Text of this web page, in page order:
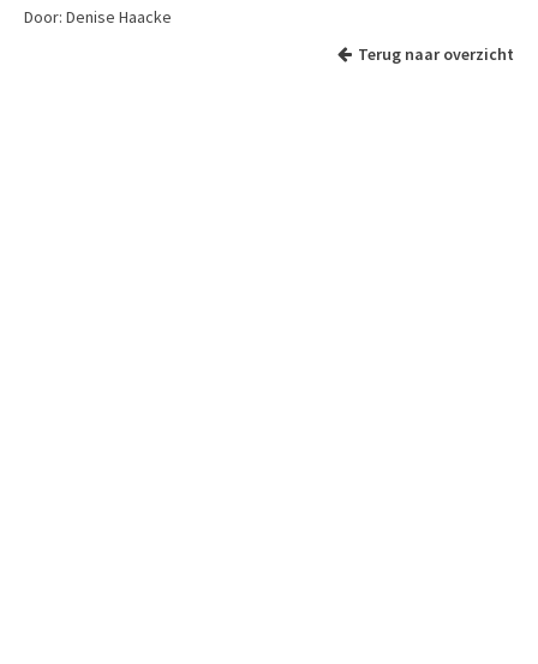
Door: Denise Haacke
Terug naar overzicht